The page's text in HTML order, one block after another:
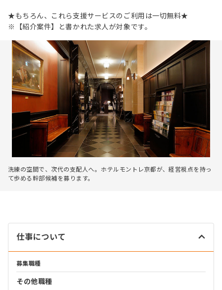
★もちろん、これら支援サービスのご利用は一切無料★
※【紹介案件】と書かれた求人が対象です。
洗練の空間で、次代の支配人へ。ホテルモントレ京都が、経営視点を持っ
て歩める幹部候補を募ります。
仕事について
募集職種
その他職種